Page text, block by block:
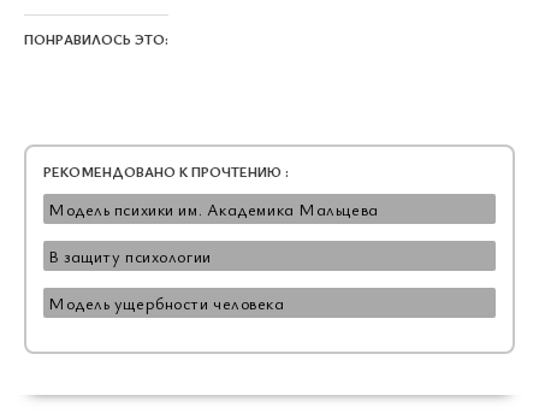
ПОНРАВИЛОСЬ ЭТО:
РЕКОМЕНДОВАНО К ПРОЧТЕНИЮ :
Модель психики им. Академика Мальцева
В защиту психологии
Модель ущербности человека